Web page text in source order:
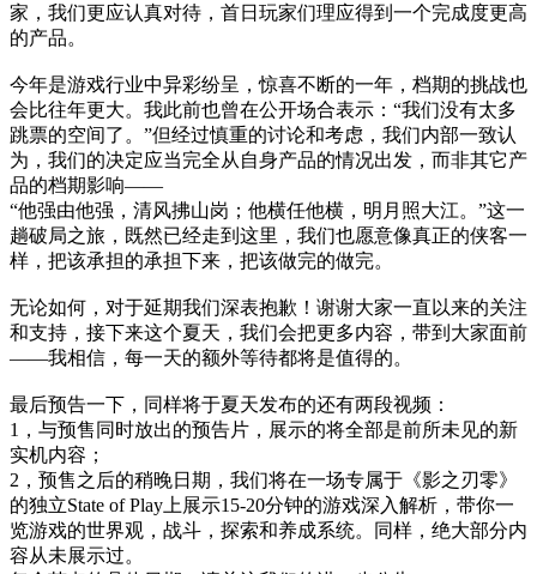
家，我们更应认真对待，首日玩家们理应得到一个完成度更高
的产品。
今年是游戏行业中异彩纷呈，惊喜不断的一年，档期的挑战也
会比往年更大。我此前也曾在公开场合表示：“我们没有太多
跳票的空间了。”但经过慎重的讨论和考虑，我们内部一致认
为，我们的决定应当完全从自身产品的情况出发，而非其它产
品的档期影响——
“他强由他强，清风拂山岗；他横任他横，明月照大江。”这一
趟破局之旅，既然已经走到这里，我们也愿意像真正的侠客一
样，把该承担的承担下来，把该做完的做完。
无论如何，对于延期我们深表抱歉！谢谢大家一直以来的关注
和支持，接下来这个夏天，我们会把更多内容，带到大家面前
——我相信，每一天的额外等待都将是值得的。
最后预告一下，同样将于夏天发布的还有两段视频：
1，与预售同时放出的预告片，展示的将全部是前所未见的新
实机内容；
2，预售之后的稍晚日期，我们将在一场专属于《影之刃零》
的独立State of Play上展示15-20分钟的游戏深入解析，带你一
览游戏的世界观，战斗，探索和养成系统。同样，绝大部分内
容从未展示过。